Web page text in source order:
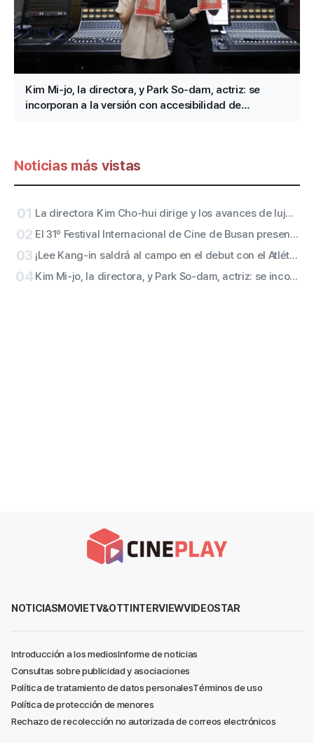
Kim Mi-jo, la directora, y Park So-dam, actriz: se
incorporan a la versión con accesibilidad de
Noticias más vistas
01 La directora Kim Cho-hui dirige y los avances de lujo de Kang Mal-geum, Jang Hang-jun y la guionista Kim Eun-hee: los protagonistas son
02 El 31º Festival Internacional de Cine de Busan presenta de forma inmediata el póster oficial con el motivo «Grupos» (群像)
03 ¡Lee Kang-in saldrá al campo en el debut con el Atlético de Madrid! San de ATEEZ y actuaciones en el descanso de RESCENE confirmadas
04 Kim Mi-jo, la directora, y Park So-dam, actriz: se incorporan a la versión con accesibilidad de «Conclave»
NOTICIASMOVIETV&OTTINTERVIEWVIDEOSTAR
Introducción a los mediosInforme de noticias
Consultas sobre publicidad y asociaciones
Política de tratamiento de datos personalesTérminos de uso
Política de protección de menores
Rechazo de recolección no autorizada de correos electrónicos